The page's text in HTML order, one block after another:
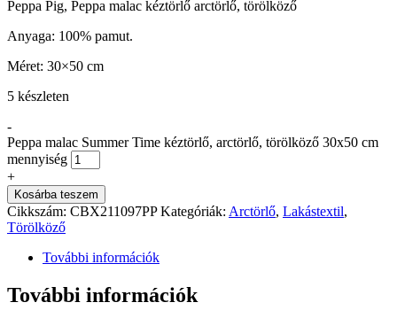
Peppa Pig, Peppa malac kéztörlő arctörlő, törölköző
Anyaga: 100% pamut.
Méret: 30×50 cm
5 készleten
-
Peppa malac Summer Time kéztörlő, arctörlő, törölköző 30x50 cm
mennyiség
+
Kosárba teszem
Cikkszám: CBX211097PP Kategóriák: Arctörlő, Lakástextil,
Törölköző
További információk
További információk